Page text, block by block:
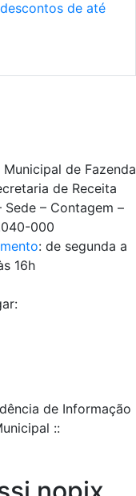
de até
de Fazenda
de Receita
– Contagem –
000
: de segunda a
16h
de Informação
::